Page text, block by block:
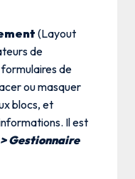
(Layout
de
de
ou masquer
blocs, et
Il est
Gestionnaire